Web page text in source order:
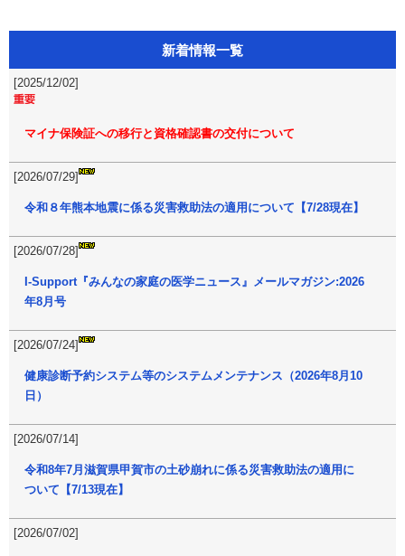
新着情報一覧
[2025/12/02]
マイナ保険証への移行と資格確認書の交付について
[2026/07/29]
令和８年熊本地震に係る災害救助法の適用について【7/28現在】
[2026/07/28]
I-Support『みんなの家庭の医学ニュース』メールマガジン:2026
年8月号
[2026/07/24]
健康診断予約システム等のシステムメンテナンス（2026年8月10
日）
[2026/07/14]
令和8年7月滋賀県甲賀市の土砂崩れに係る災害救助法の適用に
ついて【7/13現在】
[2026/07/02]